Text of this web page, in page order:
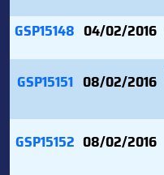
GSP15148 04/02/2016
GSP15151 08/02/2016
GSP15152 08/02/2016